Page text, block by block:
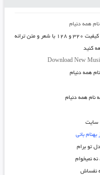
نام همه دنیام
با دو کیفیت ۳۲۰ و ۱۲۸ با شعر و متن ترانه
کنید
Download New
همه دنیام
سایت
بانی
تو برام
نه نمیخوام
نفساش